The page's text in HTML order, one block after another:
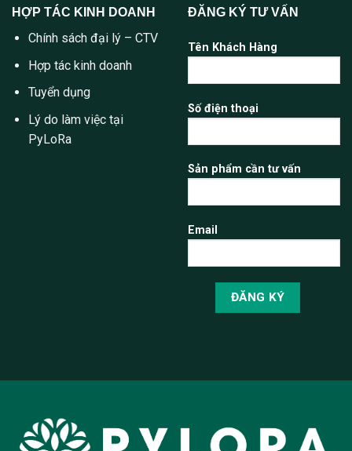
HỢP TÁC KINH DOANH
Chính sách đại lý – CTV
Hợp tác kinh doanh
Tuyển dụng
Lý do làm việc tại
PyLoRa
ĐĂNG KÝ TƯ VẤN
Tên Khách Hàng
Số điện thoại
Sản phẩm cần tư vấn
Email